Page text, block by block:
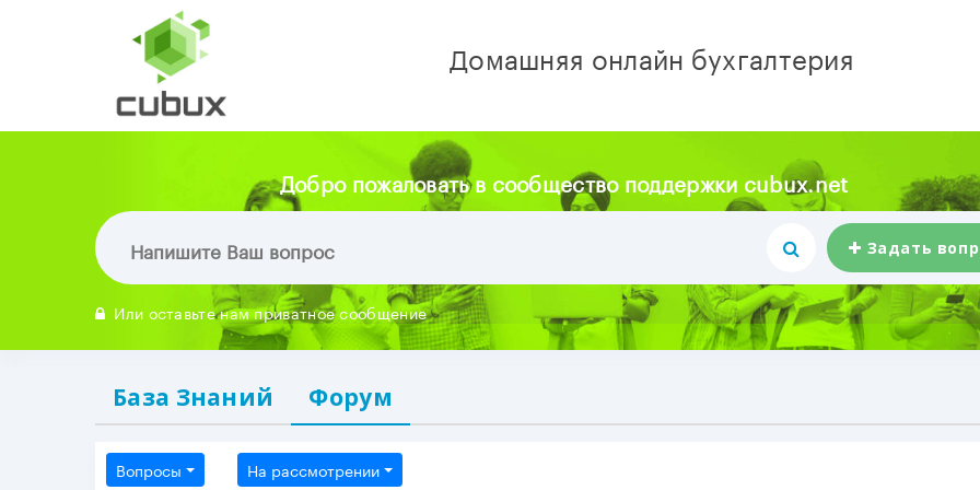
Домашняя онлайн бухгалтерия
Добро пожаловать в сообщество поддержки cubux.net
Задать
Или оставьте нам приватное сообщение
База Знаний Форум
Вопросы На рассмотрении